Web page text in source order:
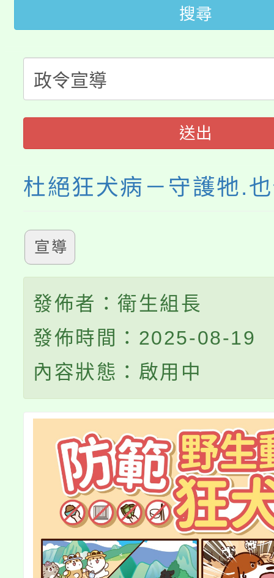
程，歡迎學生輔導中心
心理、諮商輔導、社會
系所師生報名參加。
縣市「校園短影音徵
踴躍報名參加。
桃園市115學年度學生
展演活動實施計畫」
115年度「教育部表揚
義教育推展貢獻獎」
「2026 ART TAIPEI臺
博覽會」之「藝術教育
搜尋
送出
杜絕狂犬病－守護牠.
宣導
發佈者：衛生組長
發佈時間：2025-08-19
內容狀態：啟用中